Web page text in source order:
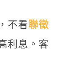
不看聯徵
利息。客